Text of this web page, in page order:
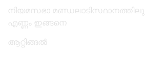
നിയമസഭാ
എണ്ണം ഇങ്ങനെ
ആറ്റിങ്ങൽ